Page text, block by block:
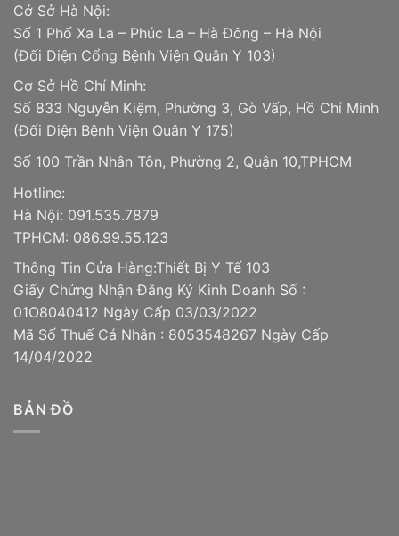
Cở Sở Hà Nội:
Số 1 Phố Xa La – Phúc La – Hà Đông – Hà Nội
(Đối Diện Cổng Bệnh Viện Quân Y 103)
Cơ Sở Hồ Chí Minh:
Số 833 Nguyễn Kiệm, Phường 3, Gò Vấp, Hồ Chí Minh
(Đối Diện Bệnh Viện Quân Y 175)
Số 100 Trần Nhân Tôn, Phường 2, Quận 10,TPHCM
Hotline:
Hà Nội: 091.535.7879
TPHCM: 086.99.55.123
Thông Tin Cửa Hàng:Thiết Bị Y Tế 103
Giấy Chứng Nhận Đăng Ký Kinh Doanh Số :
01O8040412 Ngày Cấp 03/03/2022
Mã Số Thuế Cá Nhân : 8053548267 Ngày Cấp
14/04/2022
BẢN ĐỒ